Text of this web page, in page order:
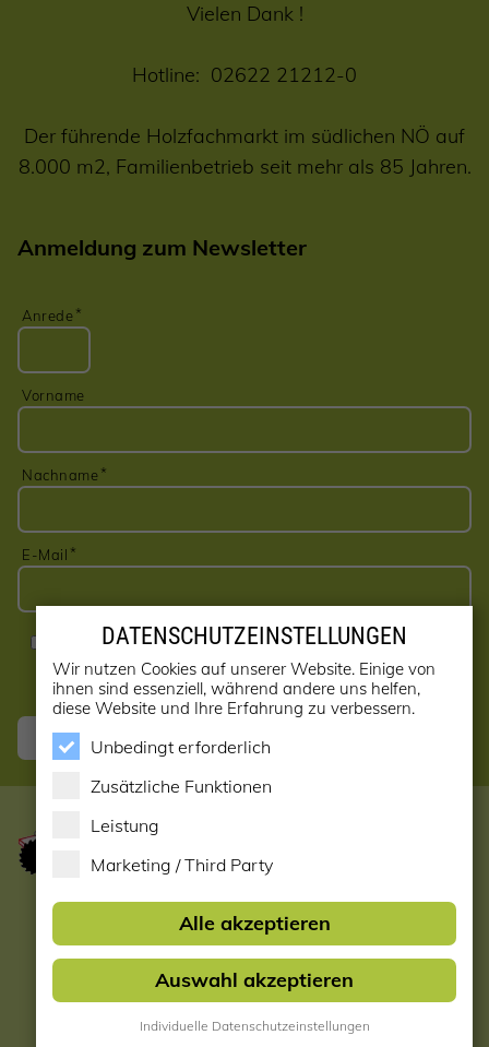
Vielen Dank !
Hotline: 02622 21212-0
Der führende Holzfachmarkt im südlichen NÖ auf
8.000 m2, Familienbetrieb seit mehr als 85 Jahren.
Anmeldung zum Newsletter
Anrede
Vorname
Nachname
E-Mail
Ja, ich möchte den Newsletter erhalten! (kann jederzeit
abbestellt werden)
Anmelden
Startseite
Datenschutzerklärung
Impressum & AGB
DATENSCHUTZEINSTELLUNGEN
Wir nutzen Cookies auf unserer Website. Einige von
ihnen sind essenziell, während andere uns helfen,
diese Website und Ihre Erfahrung zu verbessern.
Unbedingt erforderlich
Zusätzliche Funktionen
Leistung
Marketing / Third Party
Alle akzeptieren
Auswahl akzeptieren
Individuelle Datenschutzeinstellungen